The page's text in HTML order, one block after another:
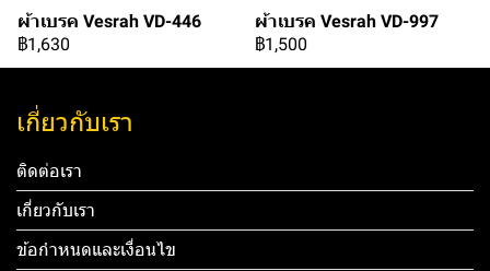
ผ้าเบรค Vesrah VD-446
฿1,630
ผ้าเบรค Vesrah VD-997
฿1,500
เกี่ยวกับเรา
ติดต่อเรา
เกี่ยวกับเรา
ข้อกำหนดและเงื่อนไข